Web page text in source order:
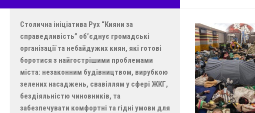
Столична ініціатива Рух “Кияни за
справедливість” об’єднує громадські
організації та небайдужих киян, які готові
боротися з найгострішими проблемами
міста: незаконним будівництвом, вирубкою
зелених насаджень, свавіллям у сфері ЖКГ,
бездіяльністю чиновників, та
забезпечувати комфортні та гідні умови для